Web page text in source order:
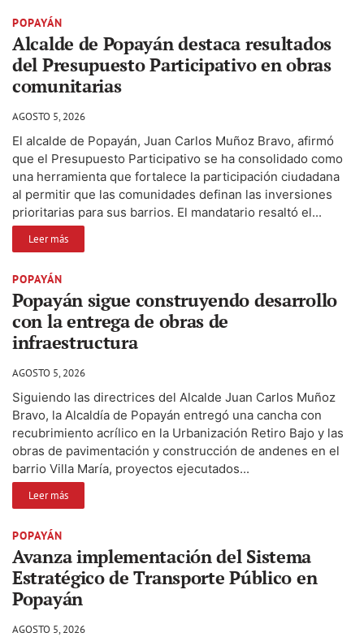
POPAYÁN
Alcalde de Popayán destaca resultados
del Presupuesto Participativo en obras
comunitarias
AGOSTO 5, 2026
El alcalde de Popayán, Juan Carlos Muñoz Bravo, afirmó
que el Presupuesto Participativo se ha consolidado como
una herramienta que fortalece la participación ciudadana
al permitir que las comunidades definan las inversiones
prioritarias para sus barrios. El mandatario resaltó el...
Leer más
POPAYÁN
Popayán sigue construyendo desarrollo
con la entrega de obras de
infraestructura
AGOSTO 5, 2026
Siguiendo las directrices del Alcalde Juan Carlos Muñoz
Bravo, la Alcaldía de Popayán entregó una cancha con
recubrimiento acrílico en la Urbanización Retiro Bajo y las
obras de pavimentación y construcción de andenes en el
barrio Villa María, proyectos ejecutados...
Leer más
POPAYÁN
Avanza implementación del Sistema
Estratégico de Transporte Público en
Popayán
AGOSTO 5, 2026